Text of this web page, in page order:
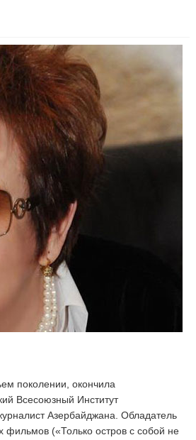
поколении, окончила
Всесоюзный Институт
Азербайджана. Обладатель
(«Только остров с собой не